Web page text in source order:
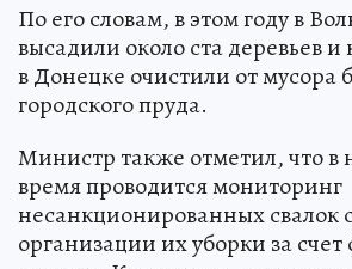
По его словам, в этом году в
высадили около ста деревьев и
в Донецке очистили от мусора
городского пруда.
Министр также отметил, что в
время проводится мониторинг
несанкционированных свалок
организации их уборки за